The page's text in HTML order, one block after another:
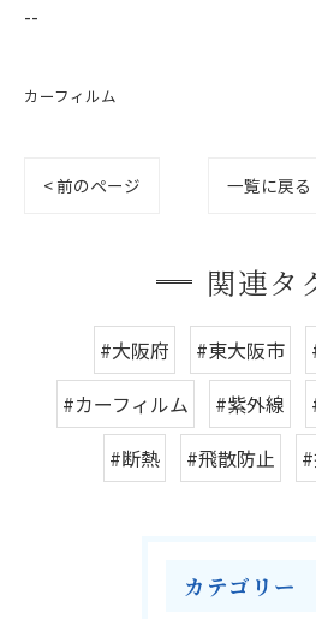
--
カーフィルム
< 前のページ 一覧に戻る
関連タ
#大阪府 #東大阪市
#カーフィルム
#紫外線
#断熱
#飛散防止
カテゴリー